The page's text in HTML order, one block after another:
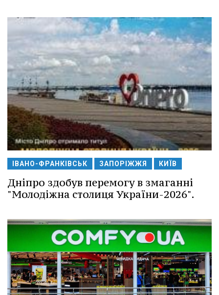
ІВАНО-ФРАНКІВСЬК ЗАПОРІЖЖЯ КИЇВ
Дніпро здобув перемогу в змаганні
"Молодіжна столиця України-2026".